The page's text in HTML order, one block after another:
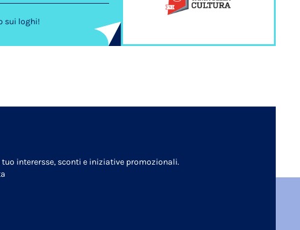
sui loghi!
interersse, sconti e iniziative promozionali.